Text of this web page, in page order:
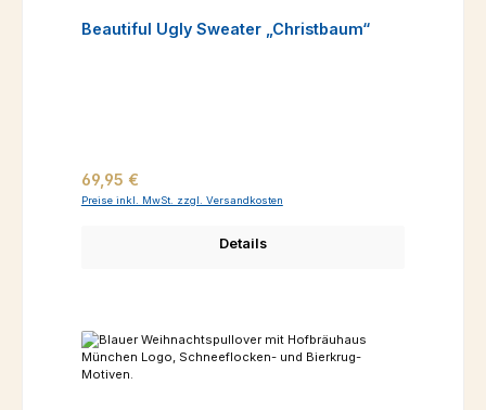
Beautiful Ugly Sweater „Christbaum“
Regulärer Preis:
69,95 €
Preise inkl. MwSt. zzgl. Versandkosten
Details